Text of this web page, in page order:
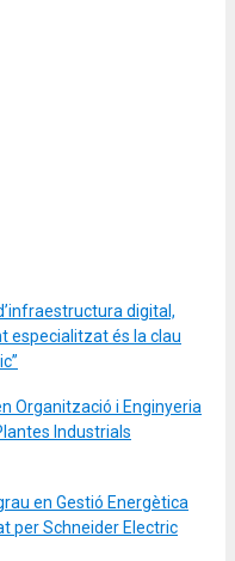
digital,
especialitzat és la clau
Organització i Enginyeria
Industrials
en Gestió Energètica
per Schneider Electric